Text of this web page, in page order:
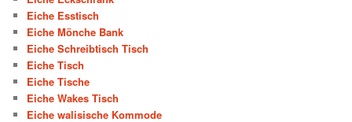
Eiche Esstisch
Eiche Mönche Bank
Eiche Schreibtisch Tisch
Eiche Tisch
Eiche Tische
Eiche Wakes Tisch
Eiche walisische Kommode